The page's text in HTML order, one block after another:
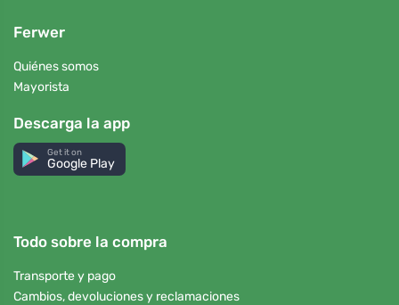
Ferwer
Quiénes somos
Mayorista
Descarga la app
Get it on
Google Play
Todo sobre la compra
Transporte y pago
Cambios, devoluciones y reclamaciones